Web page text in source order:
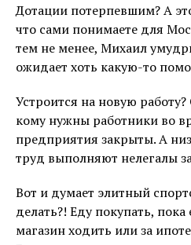
Дотации потерпевшим? А
что сами понимаете для
тем не менее, Михаил
ожидает хоть какую-то
Устроится на новую
кому нужны работники во
предприятия закрыты. А
труд выполняют нелегалы
Вот и думает элитный
делать?! Еду покупать,
магазин ходить или за